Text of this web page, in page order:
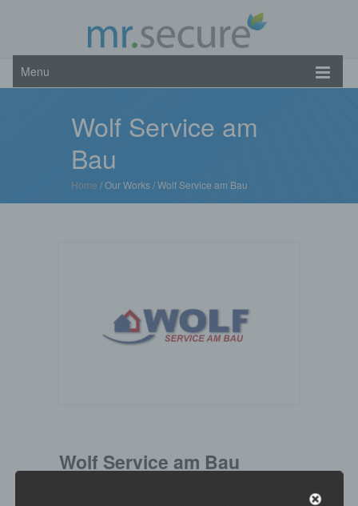
Menu
Wolf Service am
Bau
Home / Our Works /Wolf Service am Bau
Wolf Service am Bau